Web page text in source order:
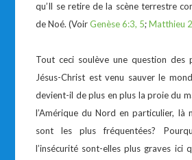
qu’Il se retire de la scène terrestre
de Noé. (VoirGenèse 6:3, 5;Matthieu
Tout ceci soulève une question des
Jésus-Christ est venu sauver le
devient-il de plus en plus la proie du
l’Amérique du Nord en particulier, là
sont les plus fréquentées?
l’insécurité sont-elles plus graves ici